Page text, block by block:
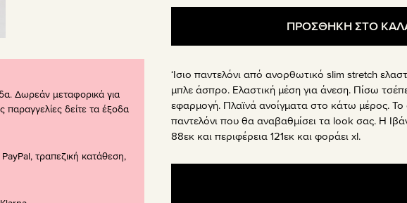
ΠΡΟΣΘΗΚΗ ΣΤΟ
‘Ισιο παντελόνι από ανορθωτικό slim stretch
μπλε άσπρο. Ελαστική μέση για άνεση. Πίσω
εφαρμογή. Πλαϊνά ανοίγματα στο κάτω μέρος.
παντελόνι που θα αναβαθμίσει τα look σας. Η
88εκ και περιφέρεια 121εκ και φοράει xl.
Δωρεάν μεταφορικά για
δείτε τα έξοδα
τραπεζική κατάθεση,